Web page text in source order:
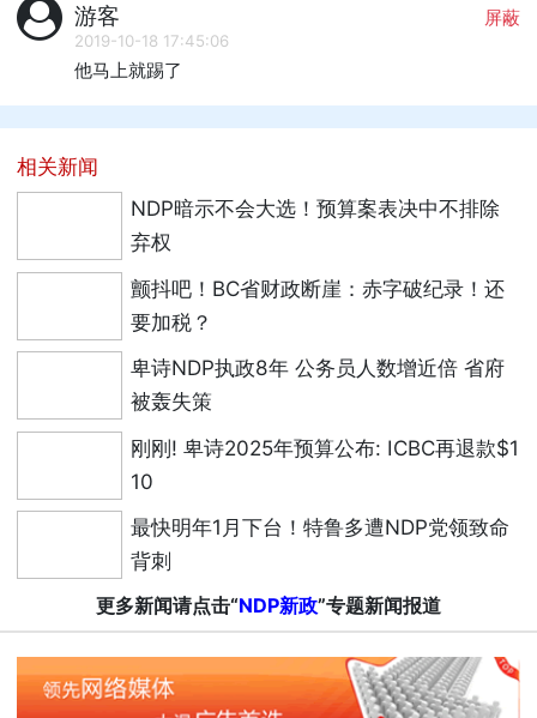
游客 屏蔽
2019-10-18 17:45:06
他马上就踢了
相关新闻
NDP暗示不会大选！预算案表决中不排除
弃权
颤抖吧！BC省财政断崖：赤字破纪录！还
要加税？
卑诗NDP执政8年 公务员人数增近倍 省府
被轰失策
刚刚! 卑诗2025年预算公布: ICBC再退款$1
10
最快明年1月下台！特鲁多遭NDP党领致命
背刺
更多新闻请点击“NDP新政”专题新闻报道